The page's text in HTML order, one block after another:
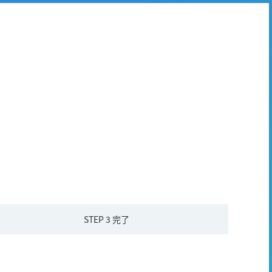
STEP 3完了